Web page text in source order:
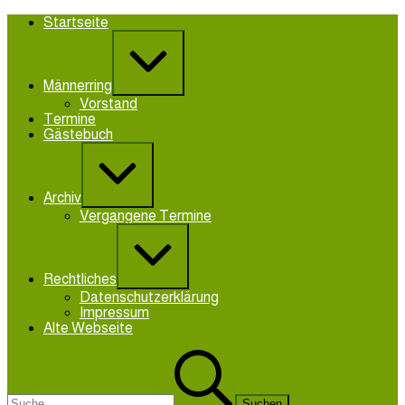
Zum
Startseite
Männerring
Vorstand
Termine
Gästebuch
Archiv
Vergangene Termine
Rechtliches
Datenschutzerklärung
Impressum
Alte Webseite